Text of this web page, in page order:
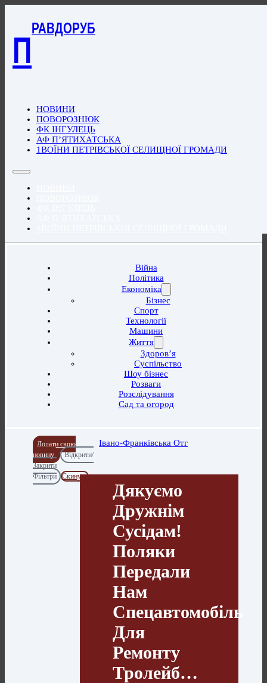
П
РАВДОРУБ
НОВИНИ
ПОВОРОЗНЮК
ФК ІНГУЛЕЦЬ
АФ П’ЯТИХАТСЬКА
1ВОЇНИ ПЕТРІВСЬКОЇ СЕЛИЩНОЇ ГРОМАДИ
Війна
Політика
Економіка
Бізнес
Спорт
Технології
Машини
Життя
Здоров’я
Суспільство
Шоу бізнес
Розваги
Розслідування
Сад та огород
Додати свою
новину
Відкрити/
Закрити
Фільтри
Скинути
Івано-Франківська Отг
Дякуємо
Дружнім
Сусідам!
Поляки
Передали
Нам
Спецавтомобіль
Для
Ремонту
Тролейб…